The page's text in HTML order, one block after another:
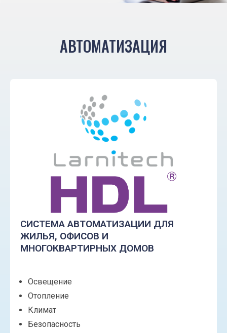
АВТОМАТИЗАЦИЯ
СИСТЕМА АВТОМАТИЗАЦИИ ДЛЯ
ЖИЛЬЯ, ОФИСОВ И
МНОГОКВАРТИРНЫХ ДОМОВ
Освещение
Отопление
Климат
Безопасность